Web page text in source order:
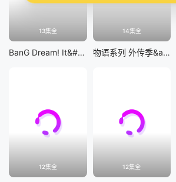
13集全
BanG Dream! It&#039;s MyGO!!!!!
14集全
物语系列 外传季&amp;怪物季
12集全 12集全